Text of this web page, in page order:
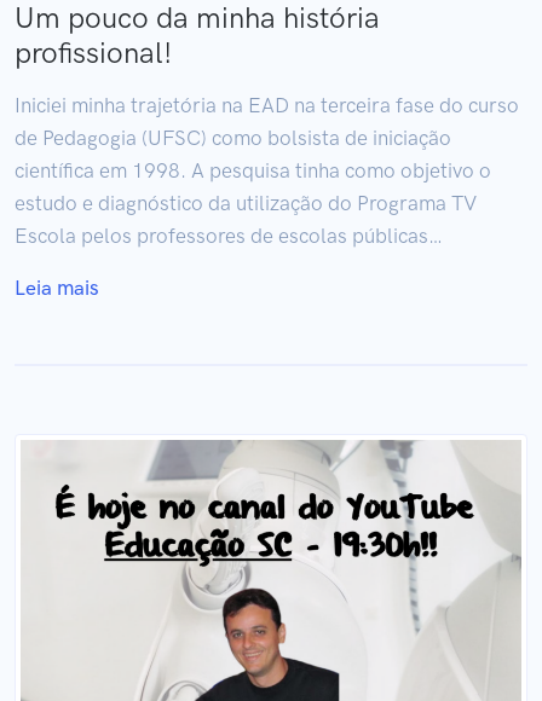
Um pouco da minha história
profissional!
Iniciei minha trajetória na EAD na terceira fase do curso
de Pedagogia (UFSC) como bolsista de iniciação
científica em 1998. A pesquisa tinha como objetivo o
estudo e diagnóstico da utilização do Programa TV
Escola pelos professores de escolas públicas…
Leia mais